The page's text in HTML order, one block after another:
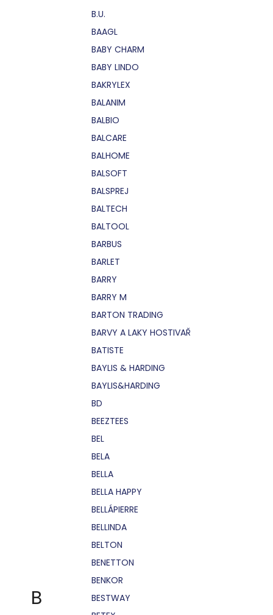
B
B.U.
BAAGL
BABY CHARM
BABY LINDO
BAKRYLEX
BALANIM
BALBIO
BALCARE
BALHOME
BALSOFT
BALSPREJ
BALTECH
BALTOOL
BARBUS
BARLET
BARRY
BARRY M
BARTON TRADING
BARVY A LAKY HOSTIVAŘ
BATISTE
BAYLIS & HARDING
BAYLIS&HARDING
BD
BEEZTEES
BEL
BELA
BELLA
BELLA HAPPY
BELLÁPIERRE
BELLINDA
BELTON
BENETTON
BENKOR
BESTWAY